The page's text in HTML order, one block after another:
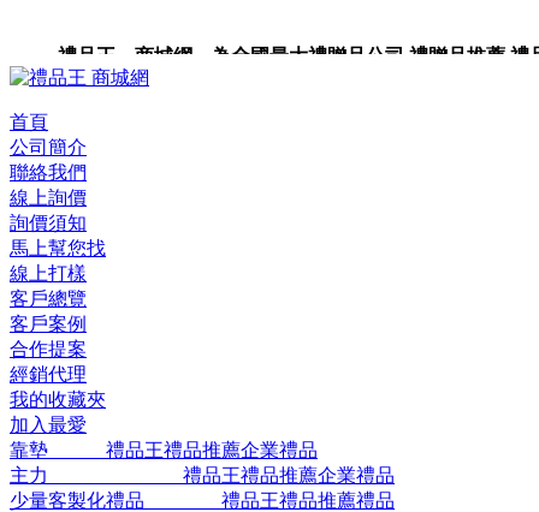
禮品王 商城網 為全國最大禮贈品公司,禮贈品推薦,禮
品包裝,禮品卡,企業禮品,禮品小物,高級禮品,禮品網站。
首頁
公司簡介
聯絡我們
線上詢價
詢價須知
馬上幫您找
線上打樣
客戶總覽
客戶案例
合作提案
經銷代理
我的收藏夾
加入最愛
靠墊 禮品王禮品推薦企業禮品
主力 禮品王禮品推薦企業禮品
少量客製化禮品 禮品王禮品推薦禮品